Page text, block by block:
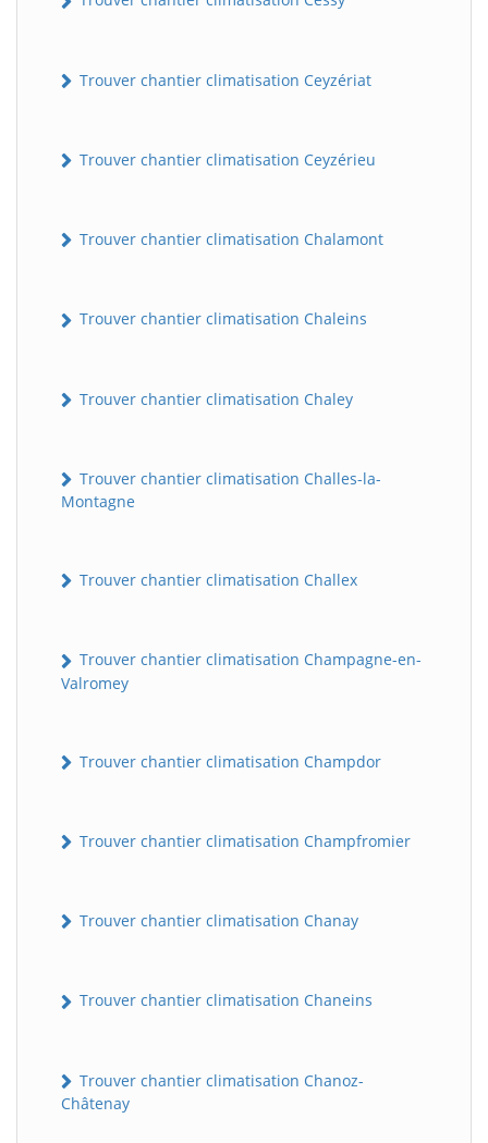
Trouver chantier climatisation Ceyzériat
Trouver chantier climatisation Ceyzérieu
Trouver chantier climatisation Chalamont
Trouver chantier climatisation Chaleins
Trouver chantier climatisation Chaley
Trouver chantier climatisation Challes-la-
Montagne
Trouver chantier climatisation Challex
Trouver chantier climatisation Champagne-en-
Valromey
Trouver chantier climatisation Champdor
Trouver chantier climatisation Champfromier
Trouver chantier climatisation Chanay
Trouver chantier climatisation Chaneins
Trouver chantier climatisation Chanoz-
Châtenay